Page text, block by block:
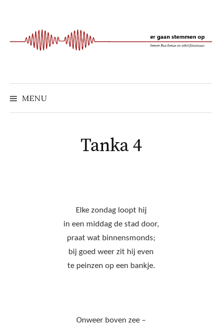
springen
MENU
Tanka 4
Elke zondag loopt hij
in een middag de stad door,
praat wat binnensmonds;
bij goed weer zit hij even
te peinzen op een bankje.
Onweer boven zee –